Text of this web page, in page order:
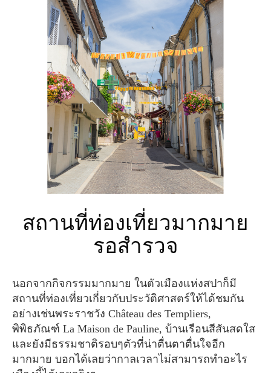
สถานที่ท่องเที่ยวมากมาย
รอสำรวจ
นอกจากกิจกรรมมากมาย ในตัวเมืองแห่งสปาก็มี
สถานที่ท่องเที่ยวเกี่ยวกับประวัติศาสตร์ให้ได้ชมกัน
อย่างเช่นพระราชวัง Château des Templiers,
พิพิธภัณฑ์ La Maison de Pauline, บ้านเรือนสีสันสดใส
และยังมีธรรมชาติรอบๆตัวที่น่าตื่นตาตื่นใจอีก
มากมาย บอกได้เลยว่ากาลเวลาไม่สามารถทำอะไร